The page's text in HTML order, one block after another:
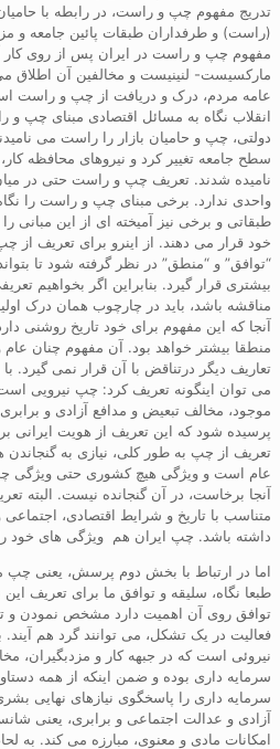
تدریج مفهوم چپ و راست، در رابطه با
(راست) و طرفداران طبقات پائین جامعه و
مفهوم چپ و راست در ایران پس از روی کار
مارکسیست- لنینیست و مخالفین آن اطلاق
عامه مردم، درک و دریافت از چپ و راست
انقلاب نگاه به مسائل اقتصادی مبنای چپ و
دولتی، چپ و حامیان بازار را راست می
سطح جامعه تغییر کرد و نیروهای محافظه
نامیده شدند. تعریف چپ و راست حتی در
واحدی ندارد. برخی مبنای چپ و راست را
طبقاتی و برخی نیز آمیخته ای از این
خود قرار می دهند. از اینرو برای تعریف از
“توافق” و “منطق” در نظر گرفته شود تا
بیشتری قرار گیرد. بنابراین اگر بخواهیم
مناقشه باشد، باید در چارچوب همان درک
آنجا که این مفهوم برای خود تاریخ روشنی
منطقا بیشتر خواهد بود. آن مفهوم چنان عام
تعاریف دیگر درتناقض با آن قرار نمی گیرد.
می توان اینگونه تعریف کرد: چپ نیرویی است
موجود، مخالف تبعیض و مدافع آزادی و
پرسیده شود که این تعریف از هویت ایرانی
تعریف از چپ به طور کلی، نیازی به
عام است و ویژگی هیچ کشوری حتی ویژگی چپ
آنجا برخاست، در آن گنجانده نیست. البته
متناسب با تاریخ و شرایط اقتصادی،
داشته باشد. چپ ایران هم ویژگی های خود
اما در ارتباط با بخش دوم پرسش، یعنی چپ
طبعا نگاه، سلیقه و توافق ما برای تعریف
توافق روی آن اهمیت دارد مشخص نمودن و
فعالیت در یک تشکل، می توانند گرد هم
نیروئی است که در جبهه کار و مزدبگیران،
سرمایه داری بوده و ضمن اینکه از همه
سرمایه داری را پاسخگوی نیازهای نهایی
آزادی و عدالت اجتماعی و برابری، یعنی
امکانات مادی و معنوی، مبارزه می کند. به